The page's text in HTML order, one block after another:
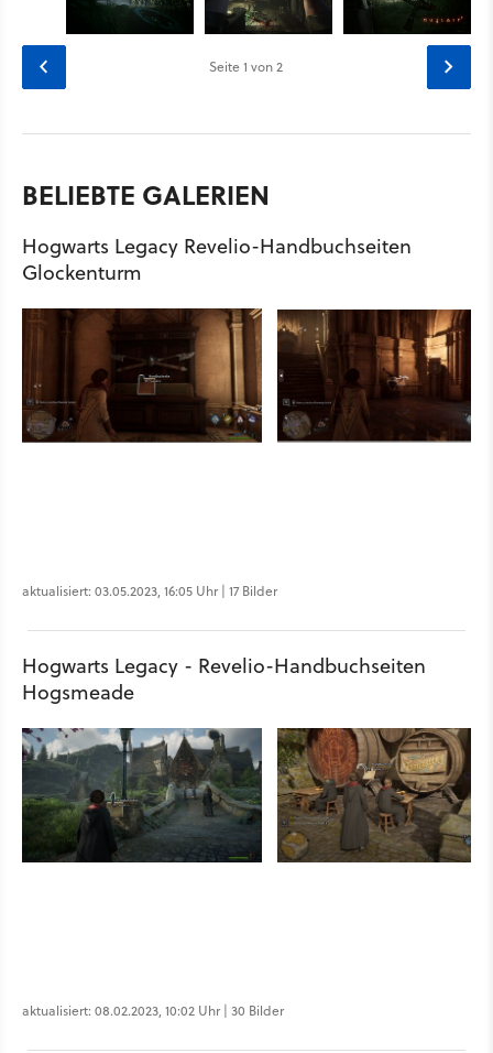
Seite1 von 2
BELIEBTE GALERIEN
Hogwarts Legacy Revelio-Handbuchseiten
Glockenturm
aktualisiert: 03.05.2023, 16:05 Uhr | 17 Bilder
Hogwarts Legacy - Revelio-Handbuchseiten
Hogsmeade
aktualisiert: 08.02.2023, 10:02 Uhr | 30 Bilder